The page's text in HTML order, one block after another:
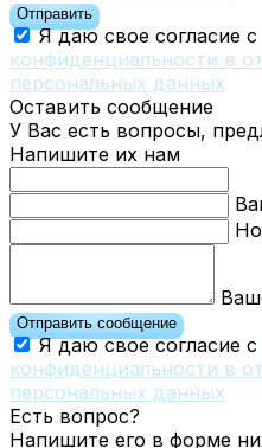
Отправить
Я даю свое согласие с
конфиденциальности в
персональных данных
Оставить сообщение
У Вас есть вопросы,
Напишите их нам
Отправить сообщение
Я даю свое согласие с
конфиденциальности в
персональных данных
Есть вопрос?
Напишите его в форме